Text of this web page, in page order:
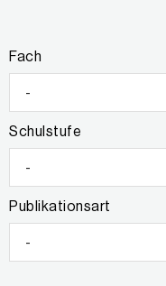
Fach
-
Schulstufe
-
Publikationsart
-